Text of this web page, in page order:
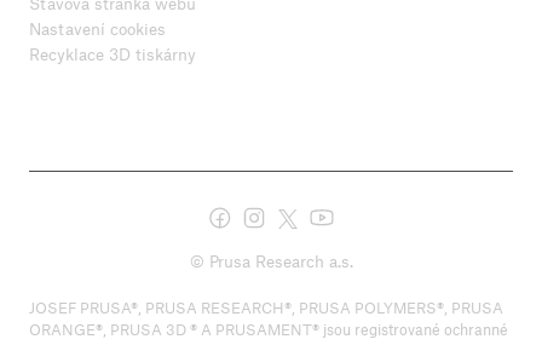
Nastavení cookies
Recyklace 3D tiskárny
© Prusa Research a.s.
JOSEF PRUSA®, PRUSA RESEARCH®, PRUSA POLYMERS®, PRUSA
ORANGE®, PRUSA 3D ® A PRUSAMENT® jsou registrované ochranné